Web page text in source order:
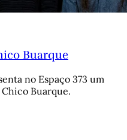
Buarque
no Espaço 373 um
Buarque.